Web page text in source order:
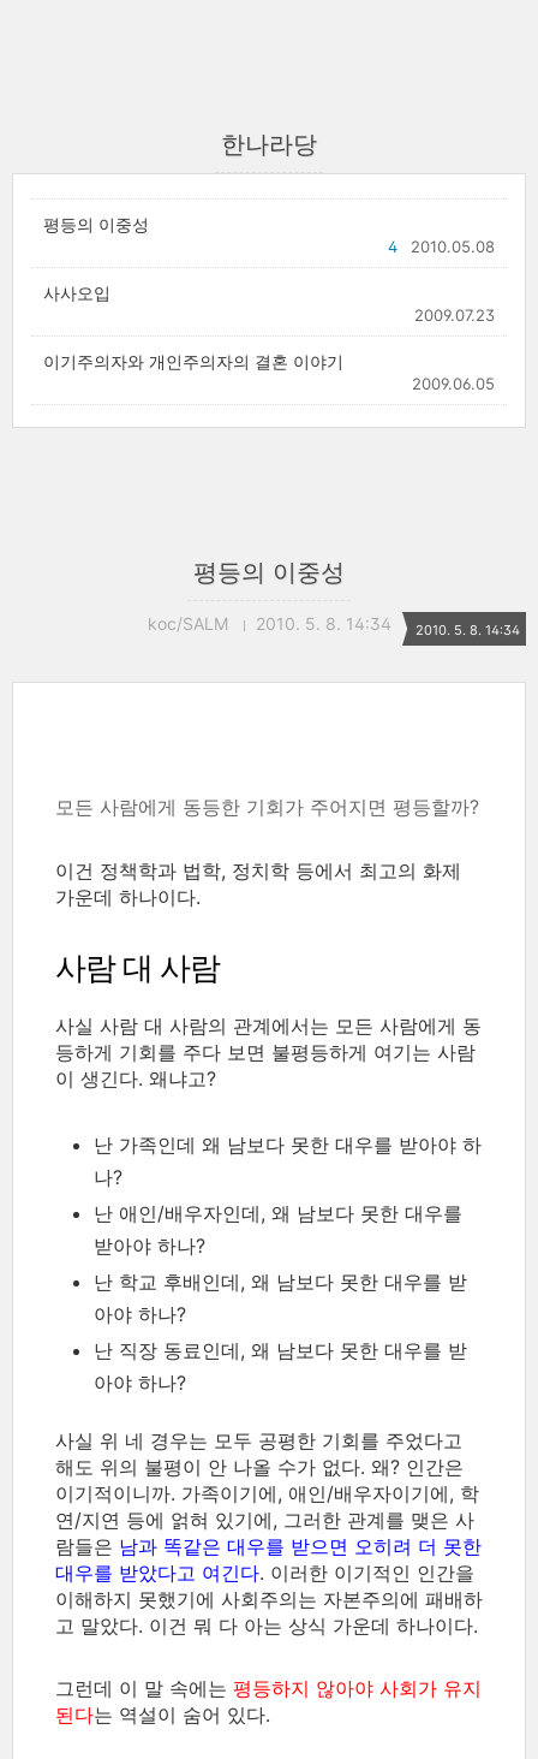
한나라당
평등의 이중성
2010.05.08
4
사사오입
2009.07.23
이기주의자와 개인주의자의 결혼 이야기
2009.06.05
평등의 이중성
koc/SALM 2010. 5. 8. 14:34 2010. 5. 8. 14:34
모든 사람에게 동등한 기회가 주어지면 평등할까?
이건 정책학과 법학, 정치학 등에서 최고의 화제
가운데 하나이다.
사람 대 사람
사실 사람 대 사람의 관계에서는 모든 사람에게 동
등하게 기회를 주다 보면 불평등하게 여기는 사람
이 생긴다. 왜냐고?
난 가족인데 왜 남보다 못한 대우를 받아야 하
나?
난 애인/배우자인데, 왜 남보다 못한 대우를
받아야 하나?
난 학교 후배인데, 왜 남보다 못한 대우를 받
아야 하나?
난 직장 동료인데, 왜 남보다 못한 대우를 받
아야 하나?
사실 위 네 경우는 모두 공평한 기회를 주었다고
해도 위의 불평이 안 나올 수가 없다. 왜? 인간은
이기적이니까. 가족이기에, 애인/배우자이기에, 학
연/지연 등에 얽혀 있기에, 그러한 관계를 맺은 사
람들은 남과 똑같은 대우를 받으면 오히려 더 못한
대우를 받았다고 여긴다. 이러한 이기적인 인간을
이해하지 못했기에 사회주의는 자본주의에 패배하
고 말았다. 이건 뭐 다 아는 상식 가운데 하나이다.
그런데 이 말 속에는 평등하지 않아야 사회가 유지
된다는 역설이 숨어 있다.